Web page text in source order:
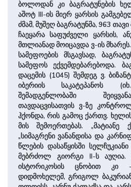
ბოლოდან კი ბაგრატუნების
აშოტ III-ის მიერ ყარსის
ძმამ, მუშეღ ბაგრატუნმა, 963
ჩაეყარა საფუძველი ყარსის,
მთლიანად მოიცავდა ვ-ის
სამეფოების მსგავსად,
სამეფოს ექვემდებარებოდა.
დაცემის (1045) შემდეგ ვ.
იბერიის საკატეპანოს
შემადგენლობაში
თავდაცვისათვის ვ-ზე
ჰქონდა, რის გამოც ქართვ.
მის შემოერთებას. „მატიანე
„სიმაგრენი ვანანდისა და
წლების დასაწყისში
მებრძოლ გიორგი II-ს აუღია.
ისტორიკოსის ცნობით კი
დიდმოხელემ, გრიგოლ